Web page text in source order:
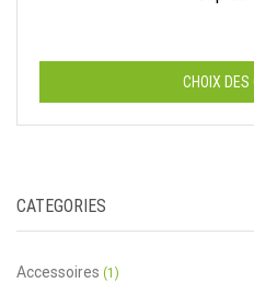
CHOIX DES
plusieurs
Les
CATEGORIES
Accessoires (1)